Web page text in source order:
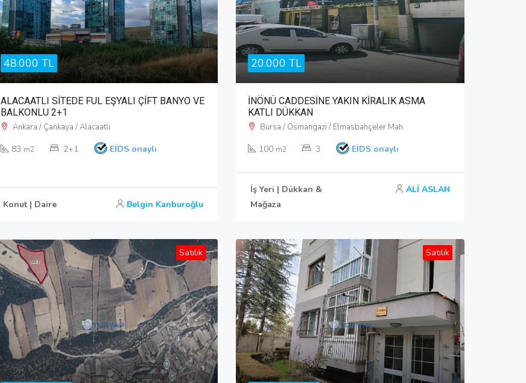
48.000 TL
ALACAATLI SİTEDE FUL EŞYALI ÇİFT BANYO VE
BALKONLU 2+1
Ankara / Çankaya / Alacaatlı
83 m2 2+1 EİDS onaylı
Konut | Daire Belgin Kanburoğlu
20.000 TL
İNÖNÜ CADDESİNE YAKIN KİRALIK ASMA
KATLI DÜKKAN
Bursa / Osmangazi / Elmasbahçeler Mah.
100 m2 3 EİDS onaylı
İş Yeri | Dükkan &
Mağaza
ALİ ASLAN
Satılık Satılık